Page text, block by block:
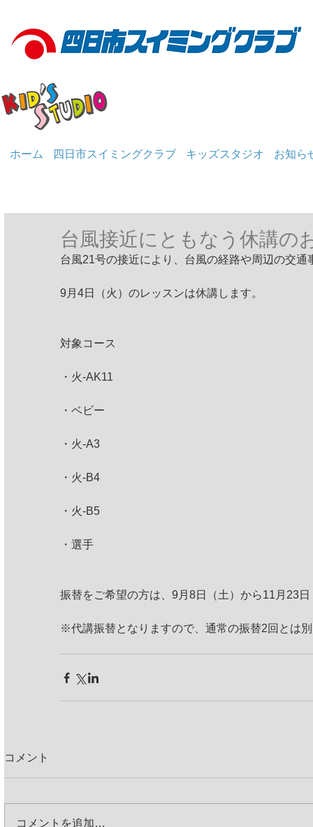
ホーム 四日市スイミングクラブ キッズスタジオ お知ら
台風接近にともなう休講の
台風21号の接近により、台風の経路や周辺の交通
9月4日（火）のレッスンは休講します。
対象コース
・火-AK11
・ベビー
・火-A3
・火-B4
・火-B5
・選手
振替をご希望の方は、9月8日（土）から11月23
※代講振替となりますので、通常の振替2回とは
コメント
コメントを追加…